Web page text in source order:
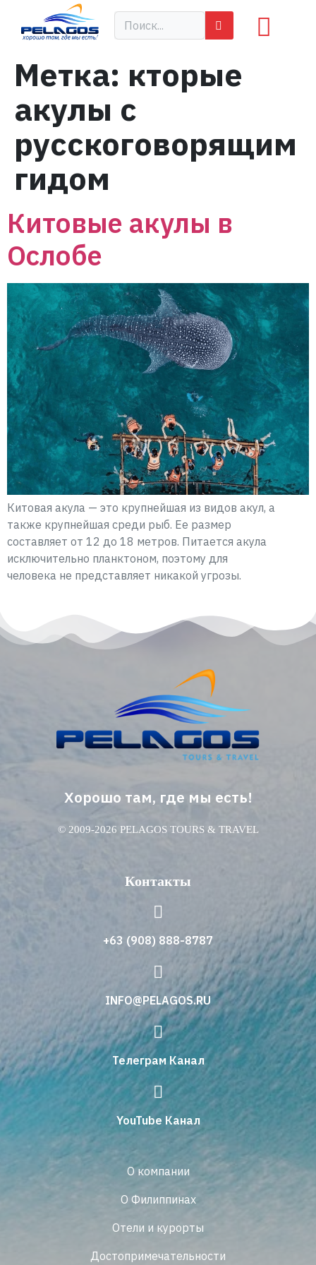
Метка: кторые
акулы с
русскоговорящим
гидом
Китовые акулы в
Ослобе
Китовая акула — это крупнейшая из видов акул, а
также крупнейшая среди рыб. Ее размер
составляет от 12 до 18 метров. Питается акула
исключительно планктоном, поэтому для
человека не представляет никакой угрозы.
Хорошо там, где мы есть!
© 2009-2026 PELAGOS TOURS & TRAVEL
Контакты
+63 (908) 888-8787
INFO@PELAGOS.RU
Телеграм Канал
YouTube Канал
О компании
О Филиппинах
Отели и курорты
Достопримечательности